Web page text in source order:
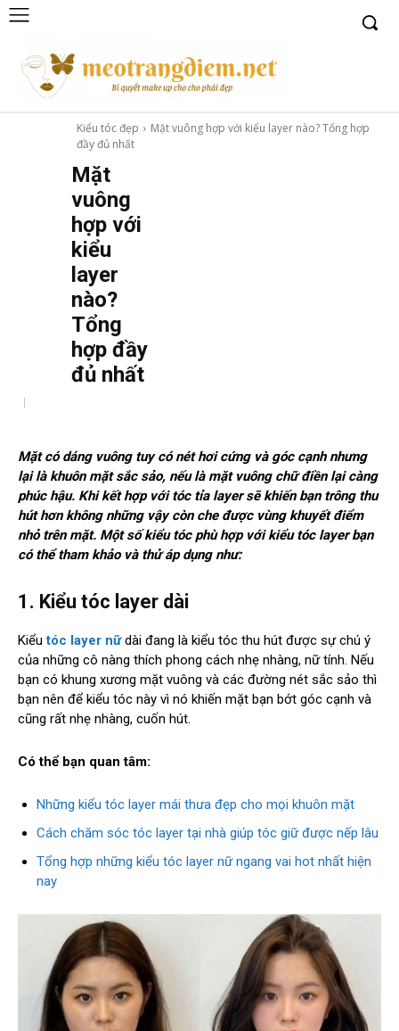
Kiểu tóc đẹp
Mặt vuông hợp với kiểu layer nào? Tổng hợp
đầy đủ nhất
Mặt
vuông
hợp với
kiểu
layer
nào?
Tổng
hợp đầy
đủ nhất
Mặt có dáng vuông tuy có nét hơi cứng và góc cạnh nhưng
lại là khuôn mặt sắc sảo, nếu là mặt vuông chữ điền lại càng
phúc hậu. Khi kết hợp với tóc tỉa layer sẽ khiến bạn trông thu
hút hơn không những vậy còn che được vùng khuyết điểm
nhỏ trên mặt. Một số kiểu tóc phù hợp với kiểu tóc layer bạn
có thể tham khảo và thử áp dụng như:
1. Kiểu tóc layer dài
Kiểu tóc layer nữdài đang là kiểu tóc thu hút được sự chú ý
của những cô nàng thích phong cách nhẹ nhàng, nữ tính. Nếu
bạn có khung xương mặt vuông và các đường nét sắc sảo thì
bạn nên để kiểu tóc này vì nó khiến mặt bạn bớt góc cạnh và
cũng rất nhẹ nhàng, cuốn hút.
Có thể bạn quan tâm:
Những kiểu tóc layer mái thưa đẹp cho mọi khuôn mặt
Cách chăm sóc tóc layer tại nhà giúp tóc giữ được nếp lâu
Tổng hợp những kiểu tóc layer nữ ngang vai hot nhất hiện
nay